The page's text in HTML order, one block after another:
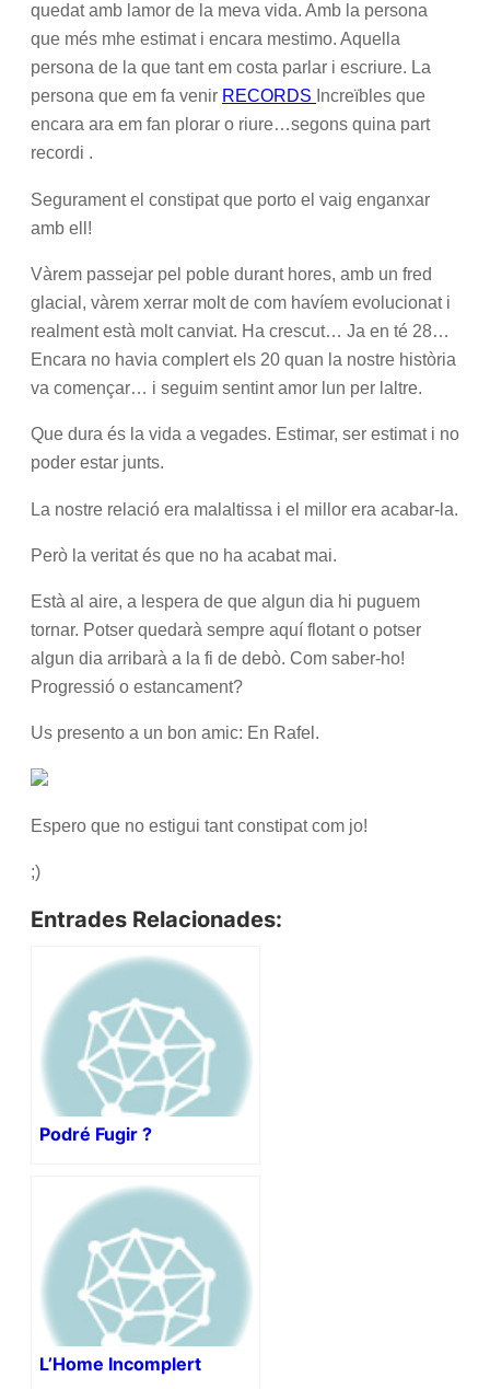
quedat amb lamor de la meva vida. Amb la persona
que més mhe estimat i encara mestimo. Aquella
persona de la que tant em costa parlar i escriure. La
persona que em fa venir RECORDS Increïbles que
encara ara em fan plorar o riure…segons quina part
recordi .
Segurament el constipat que porto el vaig enganxar
amb ell!
Vàrem passejar pel poble durant hores, amb un fred
glacial, vàrem xerrar molt de com havíem evolucionat i
realment està molt canviat. Ha crescut… Ja en té 28…
Encara no havia complert els 20 quan la nostre història
va començar… i seguim sentint amor lun per laltre.
Que dura és la vida a vegades. Estimar, ser estimat i no
poder estar junts.
La nostre relació era malaltissa i el millor era acabar-la.
Però la veritat és que no ha acabat mai.
Està al aire, a lespera de que algun dia hi puguem
tornar. Potser quedarà sempre aquí flotant o potser
algun dia arribarà a la fi de debò. Com saber-ho!
Progressió o estancament?
Us presento a un bon amic: En Rafel.
Espero que no estigui tant constipat com jo!
;)
Entrades Relacionades:
Podré Fugir ?
L’Home Incomplert